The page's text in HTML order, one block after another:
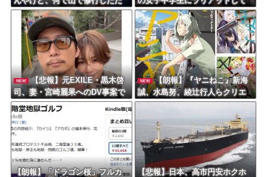
けの子供達があんなに強いんや
逮捕されるｗｗｗｗｗｗｗｗｗ
ｗｗｗｗ
NEW
【悲報】元EXILE・黒木啓
司、妻・宮崎麗果へのDV事案で
逮捕されていた！宮崎は全身打
撲、頭部裂傷及び打撲、頸部損
傷・・・
NEW
【朗報】『ヤニねこ』新海
誠、水島努、綾辻行人らクリエ
イターが絶賛ｗｗｗｗｗｗｗｗ
【朗報】「ドラゴン桜」フルカ
【悲報】日本、高市円安ホクホ